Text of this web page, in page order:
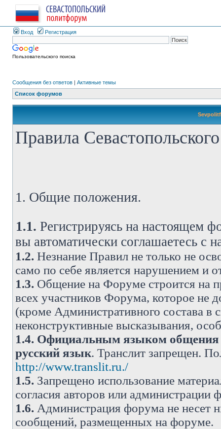
Вход Регистрация
Пользовательского поиска
Сообщения без ответов | Активные темы
Список форумов
Правила
1. Общие положения.
1.1. Регистрируясь на настоящем
вы автоматически соглашаетесь
1.2. Незнание Правил не только не
само по себе является нарушением и
1.3. Общение на Форуме строится на
всех участников Форума, которое не
(кроме Административного состава в
неконструктивные высказывания,
1.4. Официальным языком общения
русский язык. Транслит запрещен.
http://www.translit.ru./
1.5. Запрещено использование
согласия авторов или администрации
1.6. Администрация форума не несет
сообщений, размещенных на форуме.